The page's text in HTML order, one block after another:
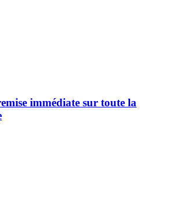
immédiate sur toute la